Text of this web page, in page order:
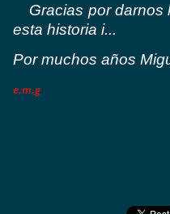
Gracias por darnos
esta historia i...
Por muchos años
e.m.g